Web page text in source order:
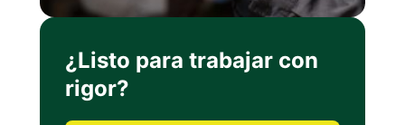
¿Listo para trabajar con
rigor?